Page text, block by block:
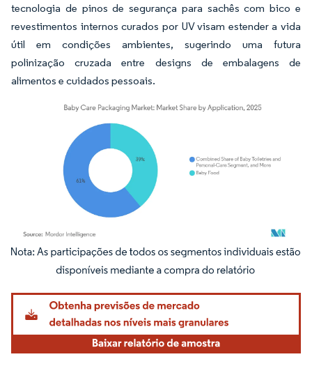
tecnologia de pinos de segurança para sachês com bico e
revestimentos internos curados por UV visam estender a vida
útil em condições ambientes, sugerindo uma futura
polinização cruzada entre designs de embalagens de
alimentos e cuidados pessoais.
Imagem © Mordor Intelligence. O reuso requer atribuição conforme CC BY 4.0.